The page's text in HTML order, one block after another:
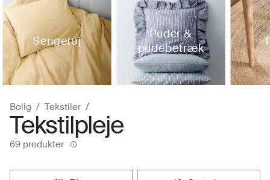
Sengetøj
Puder &
pudebetræk
Bolig Tekstiler
Tekstilpleje
69 produkter